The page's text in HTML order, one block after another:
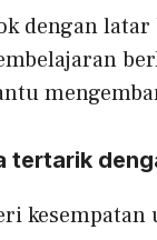
dengan
tertarik